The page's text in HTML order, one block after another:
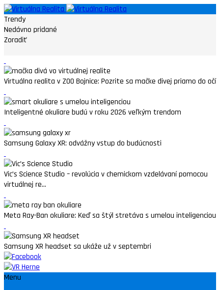
Trendy
Nedávno pridané
Zoradiť
Virtuálna realita v ZOO Bojnice: Pozrite sa mačke divej priamo do očí
Inteligentné okuliare budú v roku 2026 veľkým trendom
Samsung Galaxy XR: odvážny vstup do budúcnosti
Vic’s Science Studio – revolúcia v chemickom vzdelávaní pomocou
virtuálnej re...
Meta Ray-Ban okuliare: Keď sa štýl stretáva s umelou inteligenciou
Samsung XR headset sa ukáže už v septembri
Menu